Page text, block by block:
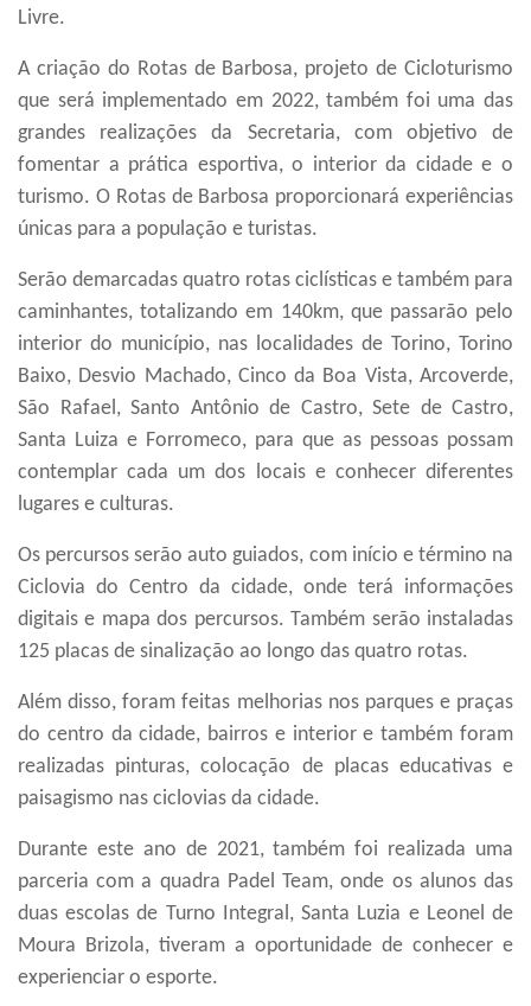
Livre.
A criação do Rotas de Barbosa, projeto de Cicloturismo
que será implementado em 2022, também foi uma das
grandes realizações da Secretaria, com objetivo de
fomentar a prática esportiva, o interior da cidade e o
turismo. O Rotas de Barbosa proporcionará experiências
únicas para a população e turistas.
Serão demarcadas quatro rotas ciclísticas e também para
caminhantes, totalizando em 140km, que passarão pelo
interior do município, nas localidades de Torino, Torino
Baixo, Desvio Machado, Cinco da Boa Vista, Arcoverde,
São Rafael, Santo Antônio de Castro, Sete de Castro,
Santa Luiza e Forromeco, para que as pessoas possam
contemplar cada um dos locais e conhecer diferentes
lugares e culturas.
Os percursos serão auto guiados, com início e término na
Ciclovia do Centro da cidade, onde terá informações
digitais e mapa dos percursos. Também serão instaladas
125 placas de sinalização ao longo das quatro rotas.
Além disso, foram feitas melhorias nos parques e praças
do centro da cidade, bairros e interior e também foram
realizadas pinturas, colocação de placas educativas e
paisagismo nas ciclovias da cidade.
Durante este ano de 2021, também foi realizada uma
parceria com a quadra Padel Team, onde os alunos das
duas escolas de Turno Integral, Santa Luzia e Leonel de
Moura Brizola, tiveram a oportunidade de conhecer e
experienciar o esporte.